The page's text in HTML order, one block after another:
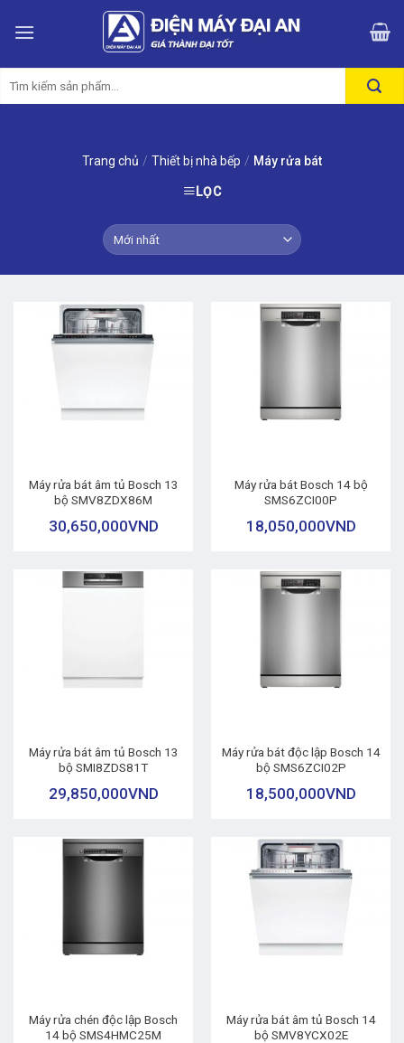
kiếm:
Trang chủ / Thiết bị nhà bếp / Máy rửa bát
LỌC
Máy rửa bát âm tủ Bosch 13
bộ SMV8ZDX86M
30,650,000VND
Máy rửa bát Bosch 14 bộ
SMS6ZCI00P
18,050,000VND
Máy rửa bát âm tủ Bosch 13
bộ SMI8ZDS81T
29,850,000VND
Máy rửa bát độc lập Bosch 14
bộ SMS6ZCI02P
18,500,000VND
Máy rửa chén độc lập Bosch
14 bộ SMS4HMC25M
Máy rửa bát âm tủ Bosch 14
bộ SMV8YCX02E